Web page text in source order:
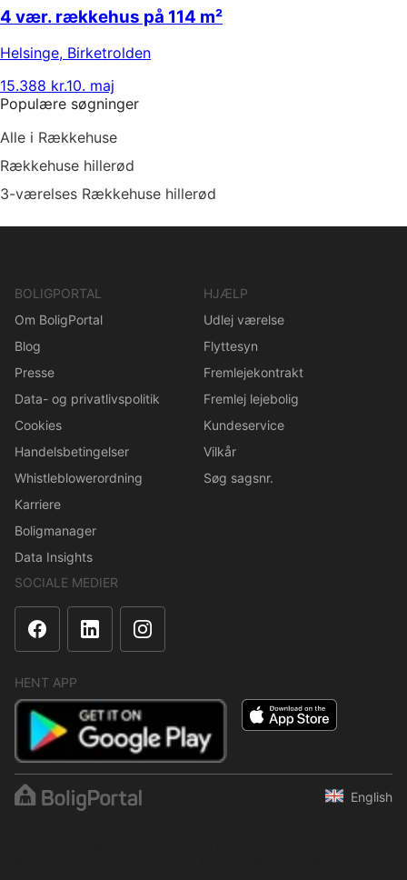
4 vær. rækkehus på 114 m²
Helsinge, Birketrolden
15.388 kr.10. maj
Populære søgninger
Alle i Rækkehuse
Rækkehuse hillerød
3-værelses Rækkehuse hillerød
BOLIGPORTAL
Om BoligPortal
Blog
Presse
Data- og privatlivspolitik
Cookies
Handelsbetingelser
Whistleblowerordning
Karriere
Boligmanager
Data Insights
HJÆLP
Udlej værelse
Flyttesyn
Fremlejekontrakt
Fremlej lejebolig
Kundeservice
Vilkår
Søg sagsnr.
SOCIALE MEDIER
HENT APP
English